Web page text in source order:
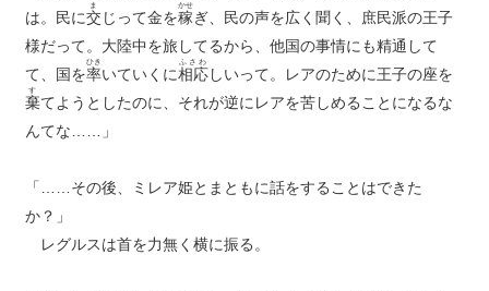
は。民に交
ま
じって金を稼
かせ
ぎ、民の声を広く聞く、庶民派の王子
様だって。大陸中を旅してるから、他国の事情にも精通して
て、国を率
ひき
いていくに相応
ふさわ
しいって。レアのために王子の座を
棄
す
てようとしたのに、それが逆にレアを苦しめることになるな
んてな……」
「……その後、ミレア姫とまともに話をすることはできた
か？」
レグルスは首を力無く横に振る。